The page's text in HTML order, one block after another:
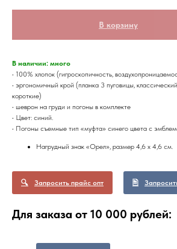
В корзину
В наличии: много
• 100% хлопок (гигроскопичность,
• эргономичный крой (планка 3 пуговицы,
короткие)
• шеврон на груди и погоны в комплекте
• Цвет: синий.
• Погоны съемные тип «муфта» синего цвета с
Нагрудный знак «Орел», размер 4,6 x 4,6 см.
Запросить прайс опт
Для заказа от 10 000 рублей: